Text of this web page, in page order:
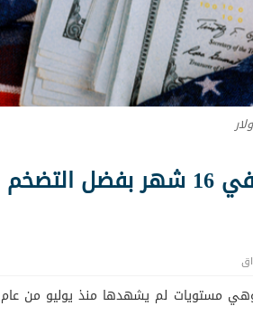
الدولار يقترب من أعلى مستوياته في 16 شهر بفضل التضخم